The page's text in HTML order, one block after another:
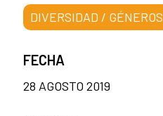
DIVERSIDAD / GÉNEROS
FECHA
28 AGOSTO 2019